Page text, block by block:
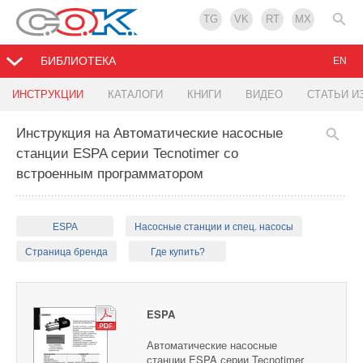
TG VK RT MX
БИБЛИОТЕКА
ИНСТРУКЦИИ КАТАЛОГИ КНИГИ ВИДЕО СТАТЬИ
EN
Инструкция на Автоматические насосные
станции ESPA серии Tecnotimer со
встроенным программатором
ESPA Насосные станции и спец. насосы
Страница бренда Где купить?
ESPA
Автоматические насосные
станции ESPA серии Tecnotimer